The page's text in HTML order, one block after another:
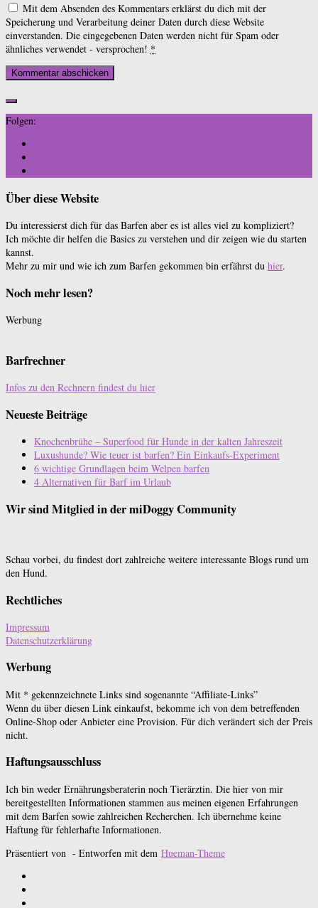
Mit dem Absenden des Kommentars erklärst du dich mit der
Speicherung und Verarbeitung deiner Daten durch diese Website
einverstanden. Die eingegebenen Daten werden nicht für Spam oder
ähnliches verwendet - versprochen! *
Folgen:
Über diese Website
Du interessierst dich für das Barfen aber es ist alles viel zu kompliziert?
Ich möchte dir helfen die Basics zu verstehen und dir zeigen wie du starten
kannst.
Mehr zu mir und wie ich zum Barfen gekommen bin erfährst du hier.
Noch mehr lesen?
Werbung
Barfrechner
Infos zu den Rechnern findest du hier
Neueste Beiträge
Knochenbrühe – Superfood für Hunde in der kalten Jahreszeit
Luxushunde? Wie teuer ist barfen? Ein Einkaufs-Experiment
6 wichtige Grundlagen beim Welpen barfen
4 Alternativen für Barf im Urlaub
Wir sind Mitglied in der miDoggy Community
Schau vorbei, du findest dort zahlreiche weitere interessante Blogs rund um
den Hund.
Rechtliches
Impressum
Datenschutzerklärung
Werbung
Mit * gekennzeichnete Links sind sogenannte “Affiliate-Links”
Wenn du über diesen Link einkaufst, bekomme ich von dem betreffenden
Online-Shop oder Anbieter eine Provision. Für dich verändert sich der Preis
nicht.
Haftungsausschluss
Ich bin weder Ernährungsberaterin noch Tierärztin. Die hier von mir
bereitgestellten Informationen stammen aus meinen eigenen Erfahrungen
mit dem Barfen sowie zahlreichen Recherchen. Ich übernehme keine
Haftung für fehlerhafte Informationen.
Präsentiert von - Entworfen mit dem Hueman-Theme